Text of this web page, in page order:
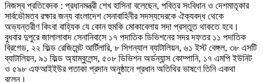
নিজস্ব প্রতিবেদক : প্রধানমন্ত্রী শেখ হাসিনা বলেছেন, পবিত্র সংবিধান ও দেশমাতৃকার
সার্বভৌমত্ব রক্ষার জন্য বাংলাদেশ সেনাবাহিনীর সদস্যদেরকে ঐক্যবদ্ধ থেকে
অভ্যন্তরীণ কিংবা বাহ্যিক যে কোন হুমকি মোকাবেলায় সদা প্রস্তুত থাকতে হবে।
বুধবার দুপুরে জালালাবাদ সেনানিবাসে ১৭ পদাতিক ডিভিশনের সদর দফতর ১১ পদাতিক
ব্রিগেড, ২২ ফিল্ড রেজিমেন্ট আর্টিলারি, ৮ সিগন্যাল ব্যাটালিয়ন, ৬১ ইস্ট বেঙ্গল, ৩৮ এসটি
ব্যাটালিয়ন, ৯১ ফিল্ড অ্যাম্বুলেন্স, ৫০৮ ডিভিশন অর্ডন্যান্স কোম্পানি, ১৭ এমপি ইউনিট
ও ৫৯৮ এফআইইউর পতাকা প্রদান অনুষ্ঠানে প্রধান অতিথির ভাষণে তিনি একথা
বলেন।